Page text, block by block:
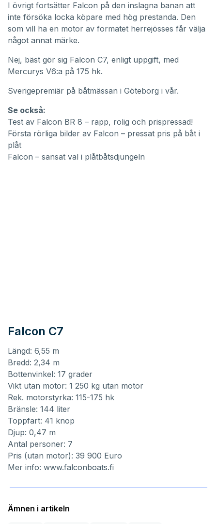
I övrigt fortsätter Falcon på den inslagna banan att
inte försöka locka köpare med hög prestanda. Den
som vill ha en motor av formatet herrejösses får välja
något annat märke.
Nej, bäst gör sig Falcon C7, enligt uppgift, med
Mercurys V6:a på 175 hk.
Sverigepremiär på båtmässan i Göteborg i vår.
Se också:
Test av Falcon BR 8 – rapp, rolig och prispressad!
Första rörliga bilder av Falcon – pressat pris på båt i
plåt
Falcon – sansat val i plåtbåtsdjungeln
Falcon C7
Längd: 6,55 m
Bredd: 2,34 m
Bottenvinkel: 17 grader
Vikt utan motor: 1 250 kg utan motor
Rek. motorstyrka: 115-175 hk
Bränsle: 144 liter
Toppfart: 41 knop
Djup: 0,47 m
Antal personer: 7
Pris (utan motor): 39 900 Euro
Mer info: www.falconboats.fi
Ämnen i artikeln